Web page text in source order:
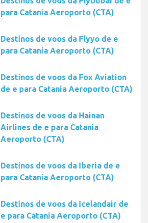
para Catania Aeroporto (CTA)
Destinos de voos da Flyyo de e
para Catania Aeroporto (CTA)
Destinos de voos da Fox Aviation
de e para Catania Aeroporto (CTA)
Destinos de voos da Hainan
Airlines de e para Catania
Aeroporto (CTA)
Destinos de voos da Iberia de e
para Catania Aeroporto (CTA)
Destinos de voos da Icelandair de
e para Catania Aeroporto (CTA)